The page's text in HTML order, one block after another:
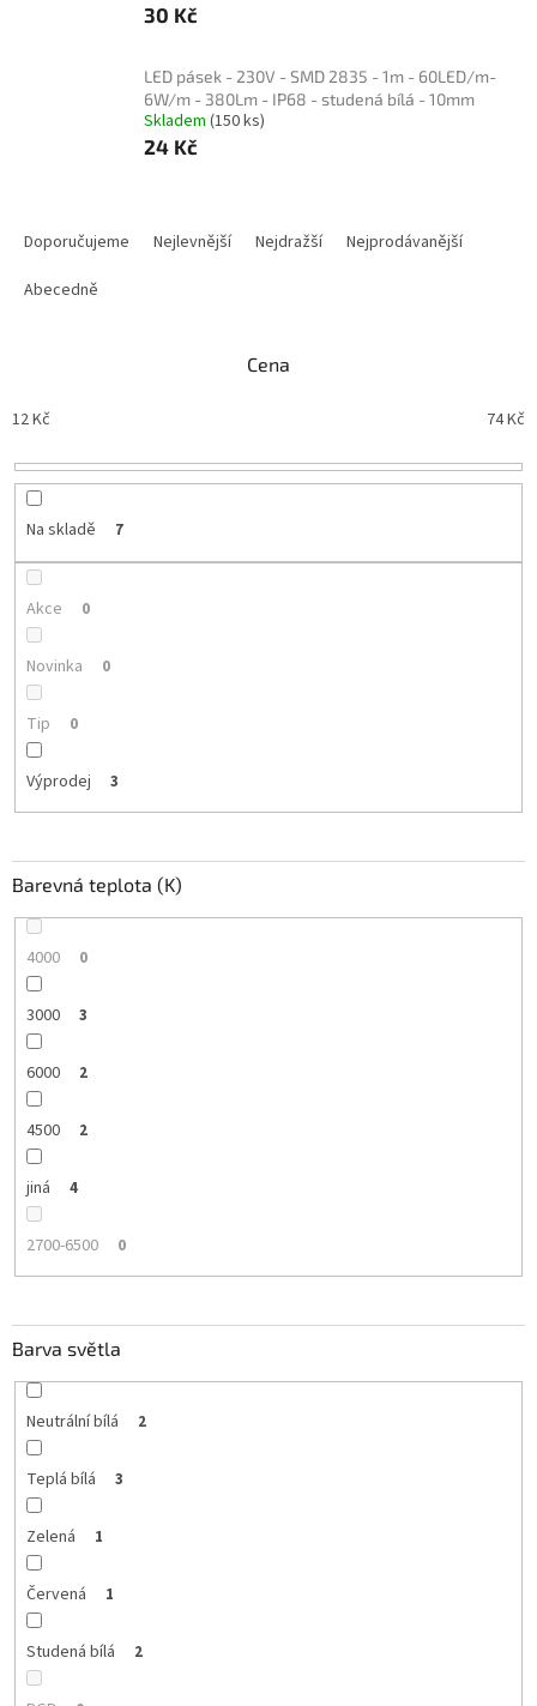
30 Kč
LED pásek - 230V - SMD 2835 - 1m - 60LED/m-
6W/m - 380Lm - IP68 - studená bílá - 10mm
Skladem (150 ks)
24 Kč
o
u
ů
Doporučujeme Nejlevnější Nejdražší
Nejprodávanější
Abecedně
Cena
12Kč 74Kč
Na skladě 7
Akce 0
Novinka 0
Tip 0
Výprodej 3
Barevná teplota (K)
4000 0
3000 3
6000 2
4500 2
jiná 4
2700-6500 0
Barva světla
Neutrální bílá 2
Teplá bílá 3
Zelená 1
Červená 1
Studená bílá 2